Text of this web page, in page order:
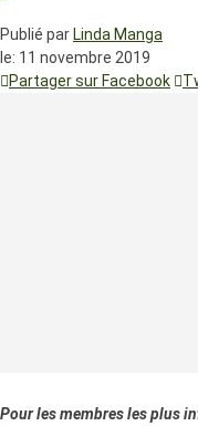
Publié par Linda Manga
le: 11 novembre 2019
Partager sur Facebook
Pour les membres les plus